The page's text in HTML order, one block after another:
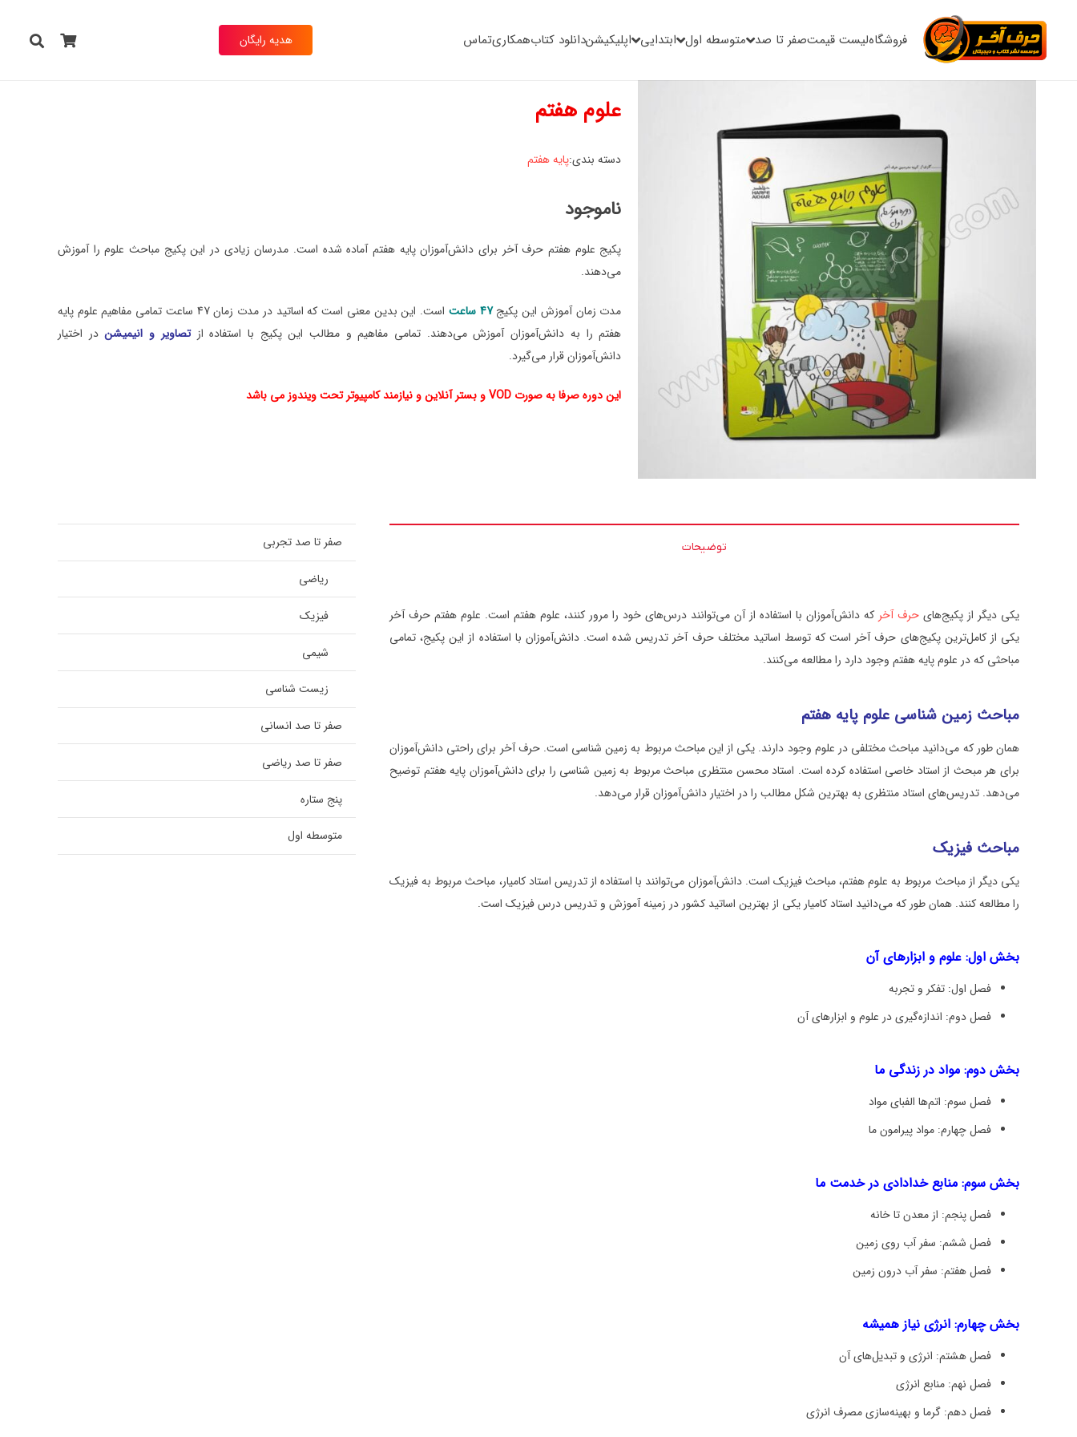
فروشگاهلیست قیمتصفر تا صد متوسطه اول ابتدایی اپلیکیشندانلود کتابهمکاریتماس هدیه رایگان
علوم هفتم
دسته بندی:پایه هفتم
ناموجود
پکیج علوم هفتم حرف آخر برای دانش‌آموزان پایه هفتم آماده شده است. مدرسان زیادی در این پکیج مباحث علوم را آموزش
می‌دهند.
مدت زمان آموزش این پکیج47 ساعت
است. این بدین معنی است که اساتید در مدت زمان 47 ساعت تمامی مفاهیم علوم پایه
هفتم را به دانش‌آموزان آموزش می‌دهند. تمامی مفاهیم و مطالب این پکیج با استفاده ازتصاویر و انیمیشن در اختیار
دانش‌آموزان قرار می‌گیرد.
این دوره صرفا به صورت VOD و بستر آنلاین و نیازمند کامپیوتر تحت ویندوز می باشد
توضیحات
یکی دیگر از پکیج‌های حرف آخر که دانش‌آموزان با استفاده از آن می‌توانند درس‌های خود را مرور کنند، علوم هفتم است. علوم هفتم حرف آخر
یکی از کامل‌ترین پکیج‌های حرف آخر است که توسط اساتید مختلف حرف آخر تدریس شده است. دانش‌آموزان با استفاده از این پکیج، تمامی
مباحثی که در علوم پایه هفتم وجود دارد را مطالعه می‌کنند.
مباحث زمین شناسی علوم پایه هفتم
همان طور که می‌دانید مباحث مختلفی در علوم وجود دارند. یکی از این مباحث مربوط به زمین شناسی است. حرف آخر برای راحتی دانش‌آموزان
برای هر مبحث از استاد خاصی استفاده کرده است. استاد محسن منتظری مباحث مربوط به زمین شناسی را برای دانش‌آموزان پایه هفتم توضیح
می‌دهد. تدریس‌های استاد منتظری به بهترین شکل مطالب را در اختیار دانش‌آموزان قرار می‌دهد.
مباحث فیزیک
یکی دیگر از مباحث مربوط به علوم هفتم، مباحث فیزیک است. دانش‌آموزان می‌توانند با استفاده از تدریس استاد کامیار، مباحث مربوط به فیزیک
را مطالعه کنند. همان طور که می‌دانید استاد کامیار یکی از بهترین اساتید کشور در زمینه آموزش و تدریس درس فیزیک است.
بخش اول: علوم و ابزارهای آن
فصل اول: تفکر و تجربه
فصل دوم: اندازه‌گیری در علوم و ابزارهای آن
بخش دوم: مواد در زندگی ما
فصل سوم: اتم‌ها الفبای مواد
فصل چهارم: مواد پیرامون ما
بخش سوم: منابع خدادادی در خدمت ما
فصل پنجم: از معدن تا خانه
فصل ششم: سفر آب روی زمین
فصل هفتم: سفر آب درون زمین
بخش چهارم: انرژی نیاز همیشه
فصل هشتم: انرژی و تبدیل‌های آن
فصل نهم: منابع انرژی
فصل دهم: گرما و بهینه‌سازی مصرف انرژی
صفر تا صد تجربی
ریاضی
فیزیک
شیمی
زیست شناسی
صفر تا صد انسانی
صفر تا صد ریاضی
پنج ستاره
متوسطه اول